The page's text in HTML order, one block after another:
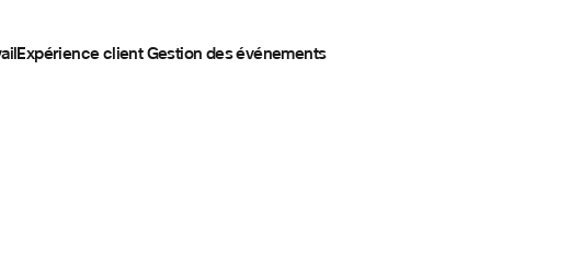
Expérience clientGestion des événements